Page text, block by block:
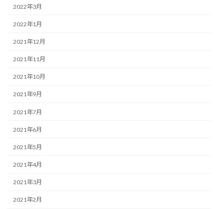
2022年3月
2022年1月
2021年12月
2021年11月
2021年10月
2021年9月
2021年7月
2021年6月
2021年5月
2021年4月
2021年3月
2021年2月